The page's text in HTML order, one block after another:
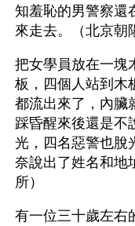
知羞恥的男警察還
來走去。（北京朝
把女學員放在一塊
板，四個人站到木
都流出來了，內臟
踩昏醒來後還是不
光，四名惡警也脫
奈說出了姓名和地
所）
有一位三十歲左右